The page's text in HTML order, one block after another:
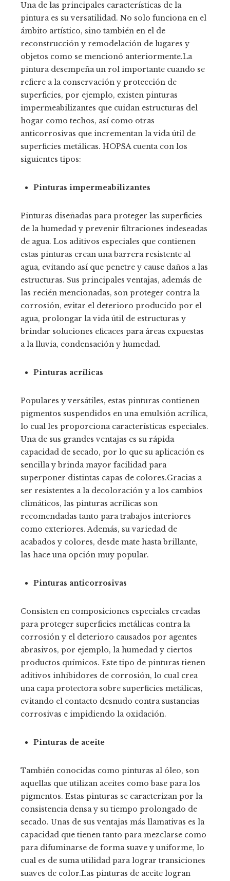
Una de las principales características de la
pintura es su versatilidad. No solo funciona en el
ámbito artístico, sino también en el de
reconstrucción y remodelación de lugares y
objetos como se mencionó anteriormente.La
pintura desempeña un rol importante cuando se
refiere a la conservación y protección de
superficies, por ejemplo, existen pinturas
impermeabilizantes que cuidan estructuras del
hogar como techos, así como otras
anticorrosivas que incrementan la vida útil de
superficies metálicas. HOPSA cuenta con los
siguientes tipos:
Pinturas impermeabilizantes
Pinturas diseñadas para proteger las superficies
de la humedad y prevenir filtraciones indeseadas
de agua. Los aditivos especiales que contienen
estas pinturas crean una barrera resistente al
agua, evitando así que penetre y cause daños a las
estructuras. Sus principales ventajas, además de
las recién mencionadas, son proteger contra la
corrosión, evitar el deterioro producido por el
agua, prolongar la vida útil de estructuras y
brindar soluciones eficaces para áreas expuestas
a la lluvia, condensación y humedad.
Pinturas acrílicas
Populares y versátiles, estas pinturas contienen
pigmentos suspendidos en una emulsión acrílica,
lo cual les proporciona características especiales.
Una de sus grandes ventajas es su rápida
capacidad de secado, por lo que su aplicación es
sencilla y brinda mayor facilidad para
superponer distintas capas de colores.Gracias a
ser resistentes a la decoloración y a los cambios
climáticos, las pinturas acrílicas son
recomendadas tanto para trabajos interiores
como exteriores. Además, su variedad de
acabados y colores, desde mate hasta brillante,
las hace una opción muy popular.
Pinturas anticorrosivas
Consisten en composiciones especiales creadas
para proteger superficies metálicas contra la
corrosión y el deterioro causados por agentes
abrasivos, por ejemplo, la humedad y ciertos
productos químicos. Este tipo de pinturas tienen
aditivos inhibidores de corrosión, lo cual crea
una capa protectora sobre superficies metálicas,
evitando el contacto desnudo contra sustancias
corrosivas e impidiendo la oxidación.
Pinturas de aceite
También conocidas como pinturas al óleo, son
aquellas que utilizan aceites como base para los
pigmentos. Estas pinturas se caracterizan por la
consistencia densa y su tiempo prolongado de
secado. Unas de sus ventajas más llamativas es la
capacidad que tienen tanto para mezclarse como
para difuminarse de forma suave y uniforme, lo
cual es de suma utilidad para lograr transiciones
suaves de color.Las pinturas de aceite logran